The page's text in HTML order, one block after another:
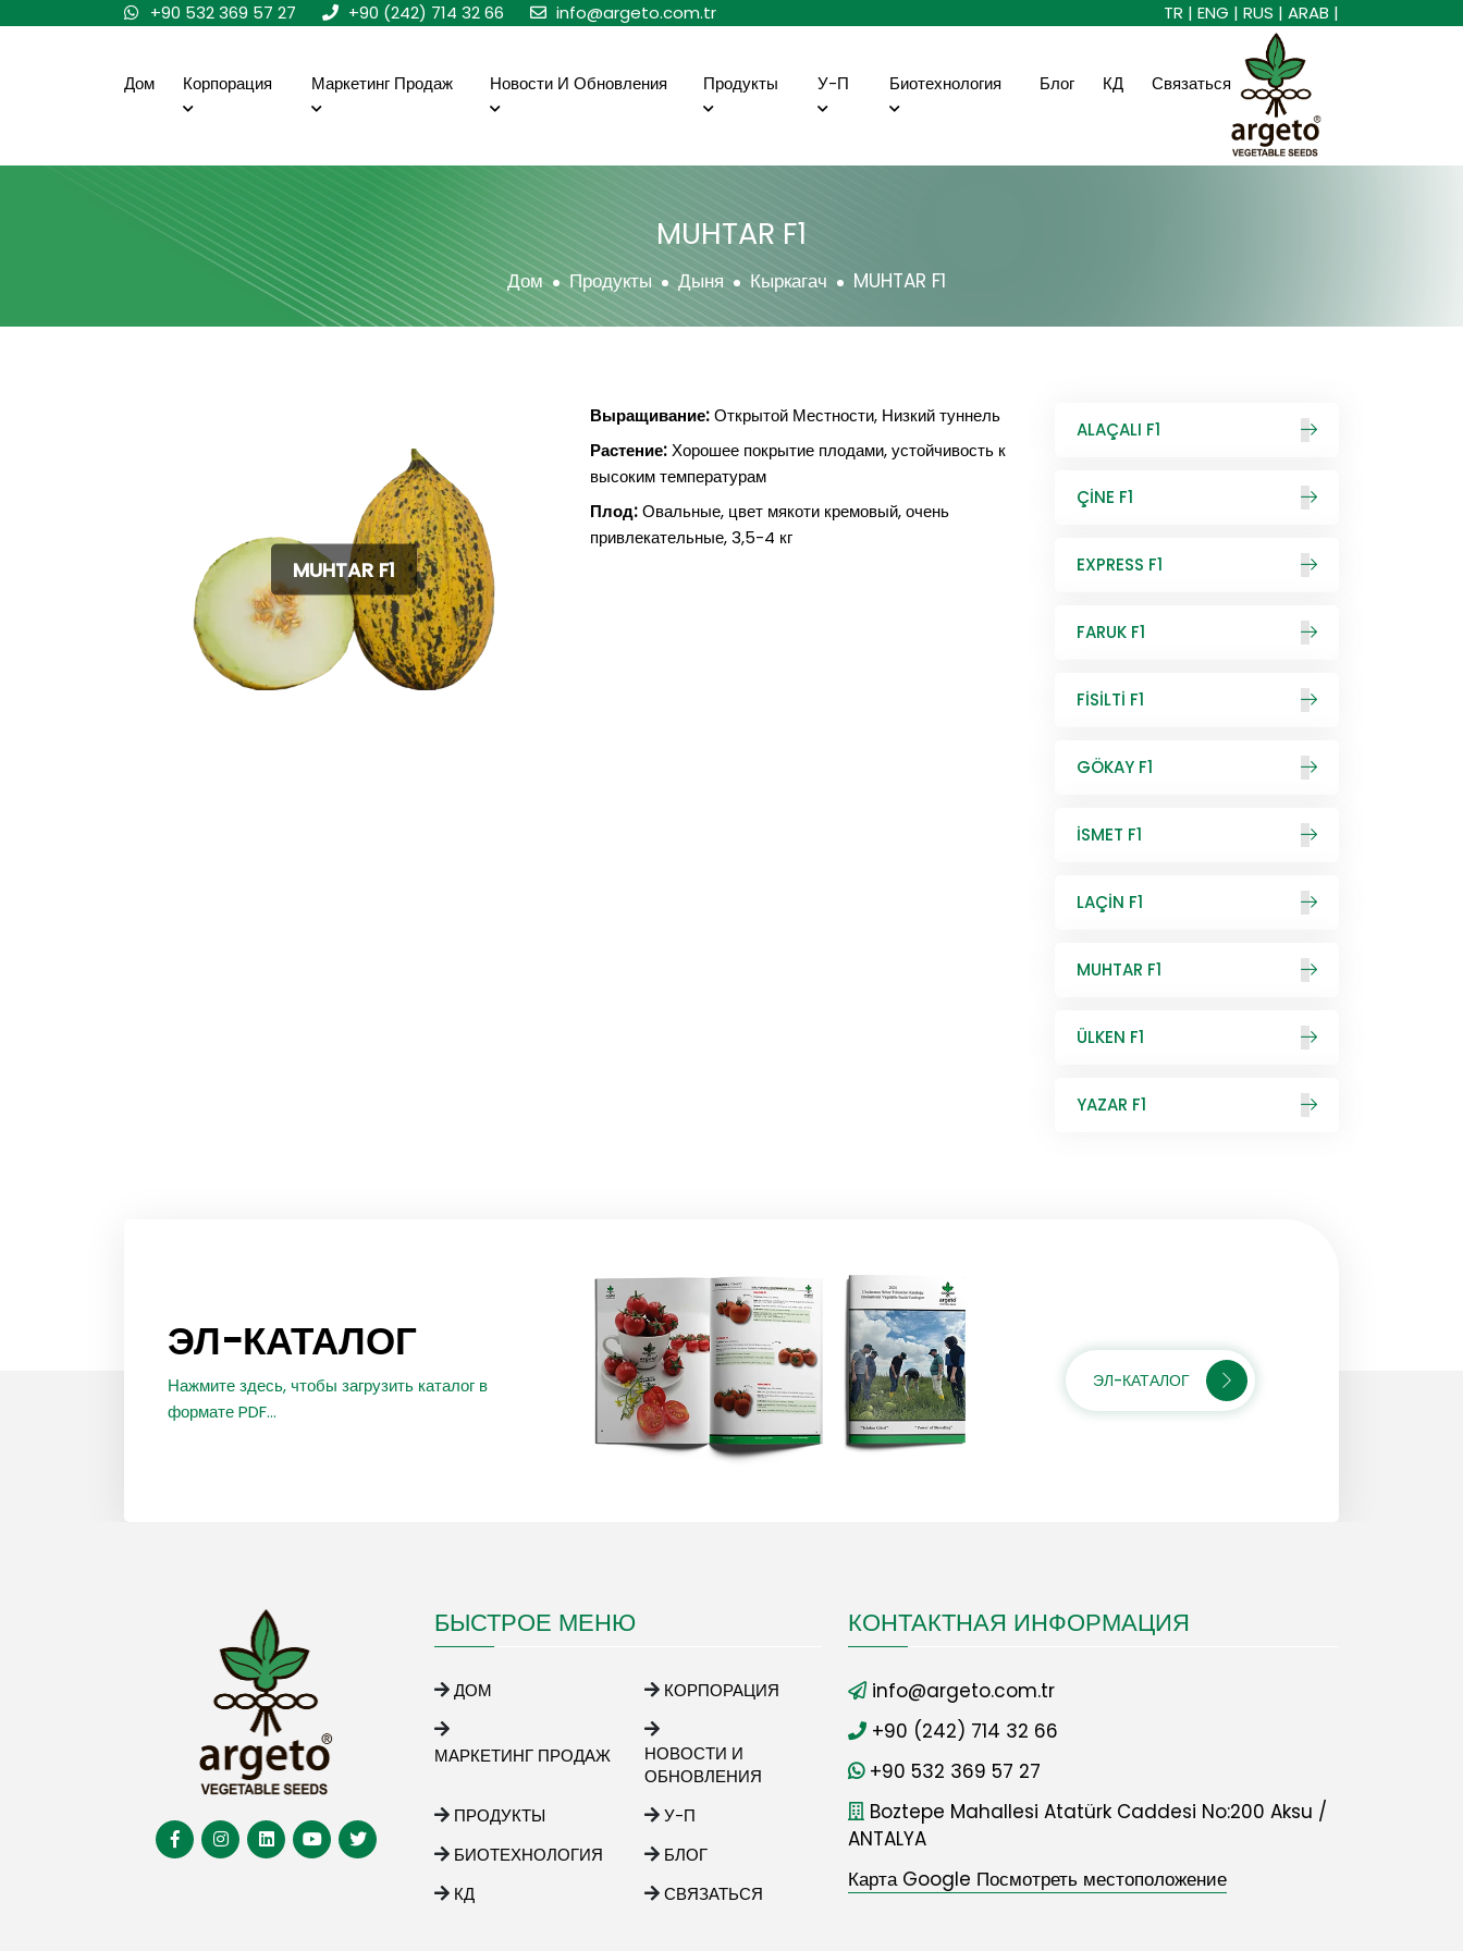
+90 532 369 57 27 +90 (242) 714 32 66 info@argeto.com.tr TR | ENG | RUS | ARAB |
Дом Корпорация Маркетинг Продаж Новости И Обновления Продукты У-П Биотехнология Блог КД Связаться
MUHTAR F1
Дом Продукты Дыня Кыркагач MUHTAR F1
MUHTAR F1
Выращивание:Открытой Местности, Низкий туннель
Растение:Хорошее покрытие плодами, устойчивость к
высоким температурам
Плод:Овальные, цвет мякоти кремовый, очень
привлекательные, 3,5-4 кг
ALAÇALI F1
ÇİNE F1
EXPRESS F1
FARUK F1
FİSİLTİ F1
GÖKAY F1
İSMET F1
LAÇİN F1
MUHTAR F1
ÜLKEN F1
YAZAR F1
ЭЛ-КАТАЛОГ
Нажмите здесь, чтобы загрузить каталог в
формате PDF...
ЭЛ-КАТАЛОГ
БЫСТРОЕ МЕНЮ
ДОМ КОРПОРАЦИЯ
МАРКЕТИНГ ПРОДАЖ
НОВОСТИ И
ОБНОВЛЕНИЯ
ПРОДУКТЫ
У-П
БИОТЕХНОЛОГИЯ
БЛОГ
КД
СВЯЗАТЬСЯ
КОНТАКТНАЯ ИНФОРМАЦИЯ
info@argeto.com.tr
+90 (242) 714 32 66
+90 532 369 57 27
Boztepe Mahallesi Atatürk Caddesi No:200 Aksu /
ANTALYA
Карта Google Посмотреть местоположение